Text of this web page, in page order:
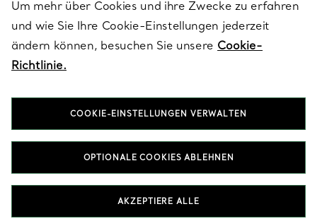
RECHTLICHE HINWEISE
FOLGEN SIE UNS
T&Co. 2026
Um mehr über Cookies und ihre Zwecke zu erfahren
und wie Sie Ihre Cookie-Einstellungen jederzeit
ändern können, besuchen Sie unsere Cookie-
Richtlinie.
COOKIE-EINSTELLUNGEN VERWALTEN
OPTIONALE COOKIES ABLEHNEN
AKZEPTIERE ALLE